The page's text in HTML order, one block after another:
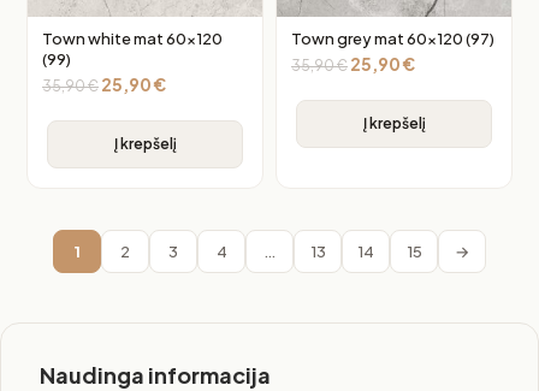
Town white mat 60×120
(99)
35,90€ 25,90€
Į krepšelį
Town grey mat 60×120 (97)
35,90€ 25,90€
Į krepšelį
1 2 3 4 13 14 15 →
Naudinga informacija